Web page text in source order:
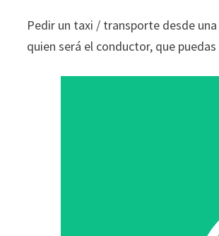
Pedir un taxi / transporte desde
quien será el conductor, que